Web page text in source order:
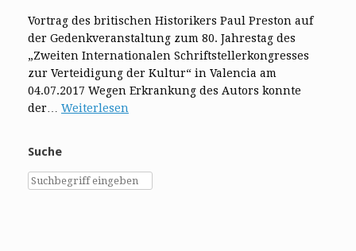
Vortrag des britischen Historikers Paul Preston auf
der Gedenkveranstaltung zum 80. Jahrestag des
„Zweiten Internationalen Schriftstellerkongresses
zur Verteidigung der Kultur“ in Valencia am
04.07.2017 Wegen Erkrankung des Autors konnte
der… Weiterlesen
Suche